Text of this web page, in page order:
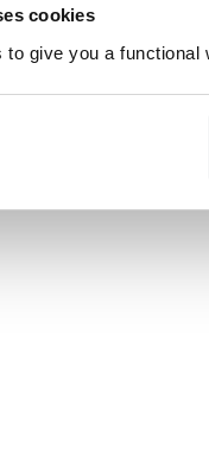
cookies
to give you a